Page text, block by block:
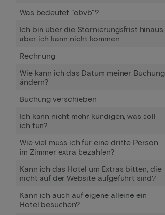
Was bedeutet "obvb"?
Ich bin über die Stornierungsfrist hinaus,
aber ich kann nicht kommen
Rechnung
Wie kann ich das Datum meiner Buchung
ändern?
Buchung verschieben
Ich kann nicht mehr kündigen, was soll
ich tun?
Wie viel muss ich für eine dritte Person
im Zimmer extra bezahlen?
Kann ich das Hotel um Extras bitten, die
nicht auf der Website aufgeführt sind?
Kann ich auch auf eigene alleine ein
Hotel besuchen?